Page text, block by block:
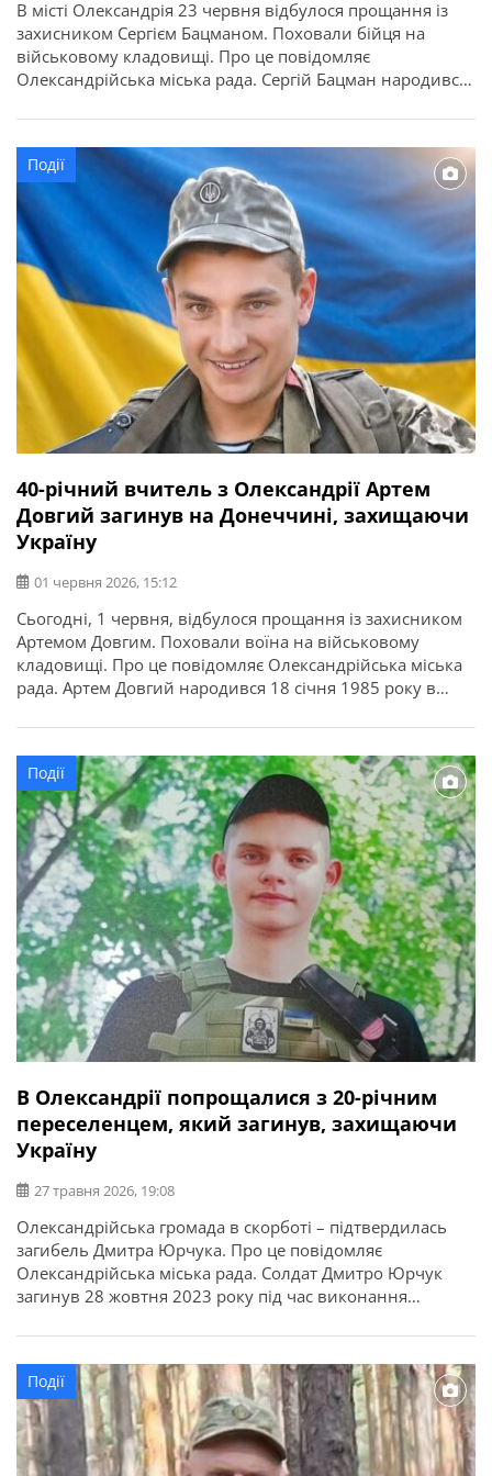
В місті Олександрія 23 червня відбулося прощання із
захисником Сергієм Бацманом. Поховали бійця на
військовому кладовищі. Про це повідомляє
Олександрійська міська рада. Сергій Бацман народився
Середню освіту здобув у Вугледарській школі №2.
Продовжив навчання в професійно-технічному
училищі, де здобув кваліфікацію машиніст електровоза.
Життя випробовувало Сергія на […]
Події
40-річний вчитель з Олександрії Артем
Довгий загинув на Донеччині, захищаючи
Україну
01 червня 2026, 15:12
Сьогодні, 1 червня, відбулося прощання із захисником
Артемом Довгим. Поховали воїна на військовому
кладовищі. Про це повідомляє Олександрійська міська
рада. Артем Довгий народився 18 січня 1985 року в
Вищу освіту здобув у Національному педагогічному
університеті імені Драгоманова за спеціальністю
«Фізичне виховання». Працював учителем у
Чечеліївській школі. Після проходження строкової […]
Події
В Олександрії попрощалися з 20-річним
переселенцем, який загинув, захищаючи
Україну
27 травня 2026, 19:08
Олександрійська громада в скорботі – підтвердилась
загибель Дмитра Юрчука. Про це повідомляє
Олександрійська міська рада. Солдат Дмитро Юрчук
загинув 28 жовтня 2023 року під час виконання
Його життя ворог обірвав у 20 років. У захисника
залишилися батько, мати і брат. Прощання із
захисником Дмитром Юрчуком відбулося сьогодні, 27
травня. […]
Події